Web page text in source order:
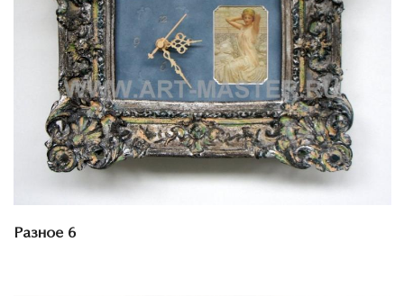
Смотреть проект
Разное 6